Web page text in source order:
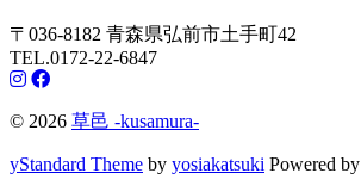
〒036-8182 青森県弘前市土手町42
TEL.0172-22-6847
© 2026 草邑 -kusamura-
yStandard Theme by yosiakatsuki Powered by